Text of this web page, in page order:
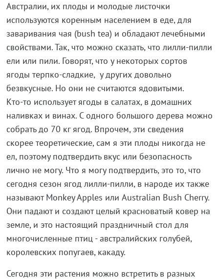
Австралии, их плоды и молодые листочки
используются коренным населением в еде, для
заваривания чая (bush tea) и обладают лечебными
свойствами. Так, что можно сказать, что лилли-пилли
ели или пили. Говорят, что у некоторых сортов
ягоды терпко-сладкие, у других довольно
безвкусные. Но они не считаются ядовитыми.
Кто-то использует ягоды в салатах, в домашних
наливках и винах. С одного большого дерева можно
собрать до 70 кг ягод. Впрочем, эти сведения
скорее теоретические, сам я эти плоды никогда не
ел, поэтому подтвердить вкус или безопасность
лично не могу. Что я могу подтвердить, это то, что
сегодня сезон ягод лилли-пилли, в народе их также
называют Monkey Apples или Australian Bush Cherry.
Они падают и создают целый красноватый ковер на
земле, и это настоящий праздничный стол для
многочисленные птиц - австралийских голубей,
королевских попугаев, какаду.
Сегодня эти растения можно встретить в разных